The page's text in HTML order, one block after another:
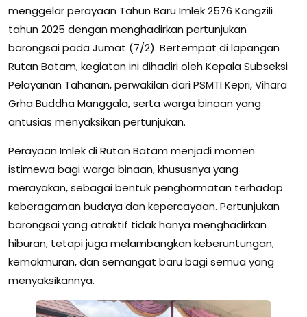
menggelar perayaan Tahun Baru Imlek 2576 Kongzili
tahun 2025 dengan menghadirkan pertunjukan
barongsai pada Jumat (7/2). Bertempat di lapangan
Rutan Batam, kegiatan ini dihadiri oleh Kepala Subseksi
Pelayanan Tahanan, perwakilan dari PSMTI Kepri, Vihara
Grha Buddha Manggala, serta warga binaan yang
antusias menyaksikan pertunjukan.
Perayaan Imlek di Rutan Batam menjadi momen
istimewa bagi warga binaan, khususnya yang
merayakan, sebagai bentuk penghormatan terhadap
keberagaman budaya dan kepercayaan. Pertunjukan
barongsai yang atraktif tidak hanya menghadirkan
hiburan, tetapi juga melambangkan keberuntungan,
kemakmuran, dan semangat baru bagi semua yang
menyaksikannya.